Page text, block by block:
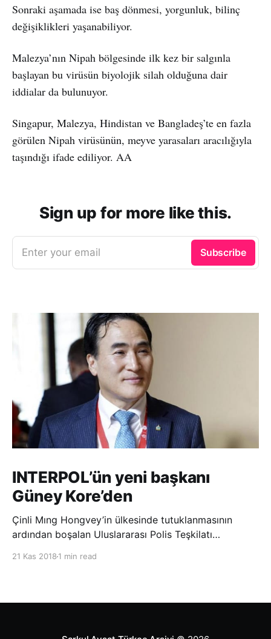
Sonraki aşamada ise baş dönmesi, yorgunluk, bilinç
değişiklikleri yaşanabiliyor.
Malezya’nın Nipah bölgesinde ilk kez bir salgınla
başlayan bu virüsün biyolojik silah olduğuna dair
iddialar da bulunuyor.
Singapur, Malezya, Hindistan ve Bangladeş’te en fazla
görülen Nipah virüsünün, meyve yarasaları aracılığıyla
taşındığı ifade ediliyor. AA
Sign up for more like this.
Enter your email Subscribe
INTERPOL’ün yeni başkanı
Güney Kore’den
Çinli Mıng Hongvey’in ülkesinde tutuklanmasının
ardından boşalan Uluslararası Polis Teşkilatı
21 Kas 2018 1 min read